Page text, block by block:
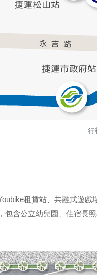
行
租賃站、共融式遊
含公立幼兒園、住宿長